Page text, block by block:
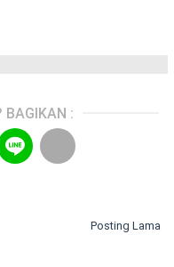
BAGIKAN :
Posting Lama